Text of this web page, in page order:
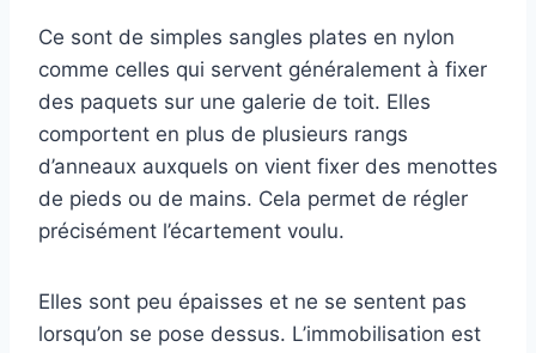
Ce sont de simples sangles plates en nylon
comme celles qui servent généralement à fixer
des paquets sur une galerie de toit. Elles
comportent en plus de plusieurs rangs
d’anneaux auxquels on vient fixer des menottes
de pieds ou de mains. Cela permet de régler
précisément l’écartement voulu.
Elles sont peu épaisses et ne se sentent pas
lorsqu’on se pose dessus. L’immobilisation est